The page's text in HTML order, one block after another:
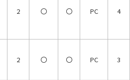
2 〇 〇 PC 4
2 〇 〇 PC 3